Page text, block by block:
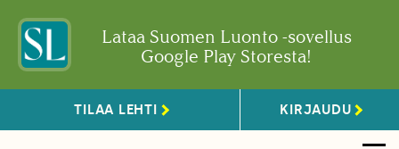
Lataa Suomen Luonto -sovellus
Google Play Storesta!
TILAA LEHTI KIRJAUDU